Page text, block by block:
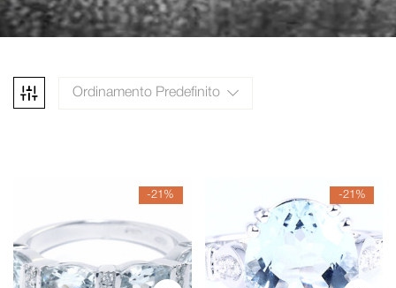
Ordinamento Predefinito
-21% -21%